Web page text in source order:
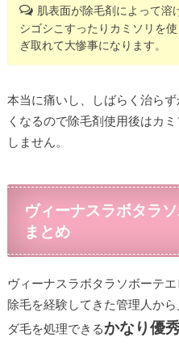
肌表面が除毛剤によって溶
シゴシこすったりカミソリを
ぎ取れて大惨事になります。
本当に痛いし、しばらく治ら
くなるので除毛剤使用後はカ
しません。
ヴィーナスラボタラ
まとめ
ヴィーナスラボタラソボーテ
除毛を経験してきた管理人か
ダ毛を処理できるかなり優